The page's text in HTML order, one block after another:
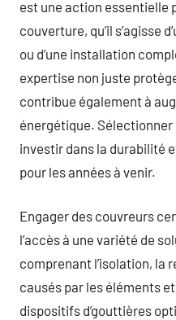
est une action essentielle
couverture, qu’il s’agisse
ou d’une installation
expertise non juste
contribue également à
énergétique.
investir dans la durabilité
pour les années à venir.
Engager des couvreurs
l’accès à une variété de
comprenant l’isolation, la
causés par les éléments
dispositifs d’gouttières